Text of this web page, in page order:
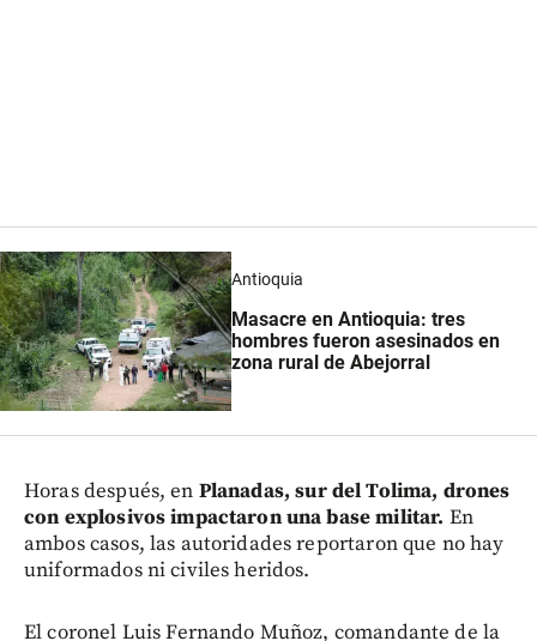
Antioquia
Masacre en Antioquia: tres
hombres fueron asesinados en
zona rural de Abejorral
Horas después, en Planadas, sur del Tolima, drones
con explosivos impactaron una base militar. En
ambos casos, las autoridades reportaron que no hay
uniformados ni civiles heridos.
El coronel Luis Fernando Muñoz, comandante de la